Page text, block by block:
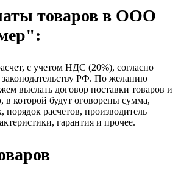
товаров в ООО
с учетом НДС (20%), согласно
РФ. По желанию
выслать договор поставки товаров и
которой будут оговорены сумма,
порядок расчетов, производитель
гарантия и прочее.